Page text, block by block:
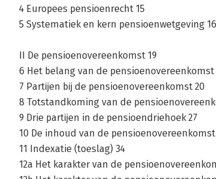
4 Europees pensioenrecht 15
5 Systematiek en kern pensioenwetgeving 16
II De pensioenovereenkomst 19
6 Het belang van de pensioenovereenkomst
7 Partĳen bĳ de pensioenovereenkomst 20
8 Totstandkoming van de
9 Drie partĳen in de pensioendriehoek 27
10 De inhoud van de
11 Indexatie (toeslag) 34
12a Het karakter van de